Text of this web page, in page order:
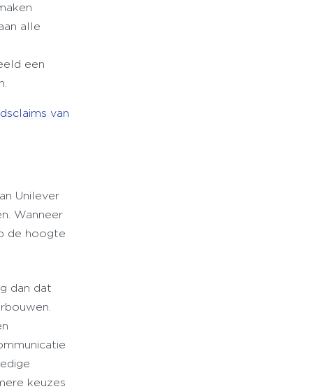
alle
een
van
Unilever
Wanneer
de hoogte
dan dat
keuzes